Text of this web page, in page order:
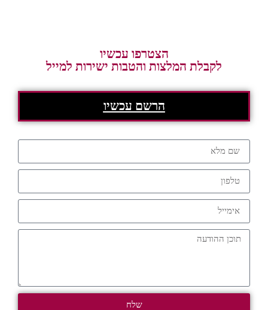
הצטרפו עכשיו
לקבלת המלצות והטבות ישירות למייל
הרשם עכשיו
שלח